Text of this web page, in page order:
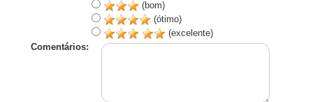
(bom)
(ótimo)
(excelente)
Comentários: